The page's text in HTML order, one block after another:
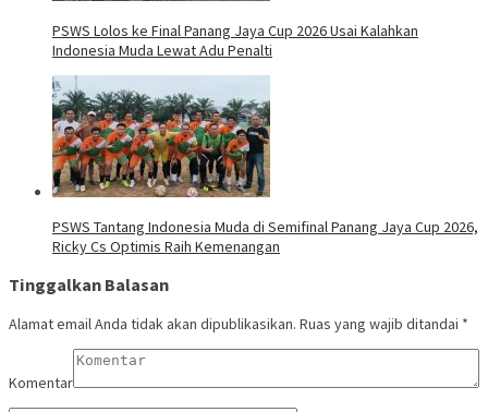
PSWS Lolos ke Final Panang Jaya Cup 2026 Usai Kalahkan
Indonesia Muda Lewat Adu Penalti
PSWS Tantang Indonesia Muda di Semifinal Panang Jaya Cup 2026,
Ricky Cs Optimis Raih Kemenangan
Tinggalkan Balasan
Alamat email Anda tidak akan dipublikasikan. Ruas yang wajib ditandai *
Komentar